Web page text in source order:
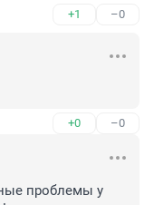
+1 –0
+0 –0
проблемы у